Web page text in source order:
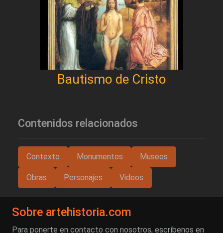
Bautismo de Cristo
Contenidos relacionados
Contexto Monumentos Museos
Obras Personajes Videos
Sobre artehistoria.com
Para ponerte en contacto con nosotros, escríbenos en